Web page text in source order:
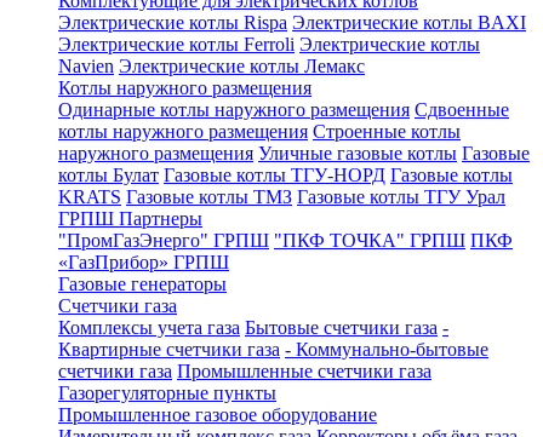
Электрические котлы Rispa Электрические котлы BAXI
Электрические котлы Ferroli Электрические котлы
Navien Электрические котлы Лемакс
Котлы наружного размещения
Одинарные котлы наружного размещения Сдвоенные
котлы наружного размещения Строенные котлы
наружного размещения Уличные газовые котлы Газовые
котлы Булат Газовые котлы ТГУ-НОРД Газовые котлы
KRATS Газовые котлы ТМЗ Газовые котлы ТГУ Урал
ГРПШ Партнеры
"ПромГазЭнерго" ГРПШ "ПКФ ТОЧКА" ГРПШ ПКФ
«ГазПрибор» ГРПШ
Газовые генераторы
Счетчики газа
Комплексы учета газа Бытовые счетчики газа -
Квартирные счетчики газа - Коммунально-бытовые
счетчики газа Промышленные счетчики газа
Газорегуляторные пункты
Промышленное газовое оборудование